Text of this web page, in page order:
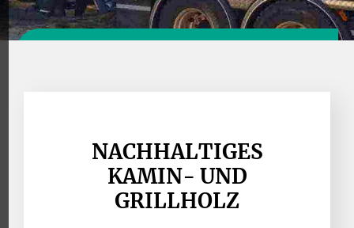
NACHHALTIGES
KAMIN- UND
GRILLHOLZ